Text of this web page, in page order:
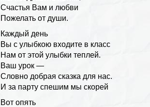
Счастья Вам и любви
Пожелать от души.
Каждый день
Вы с улыбкою входите в класс
Нам от этой улыбки теплей.
Ваш урок —
Словно добрая сказка для нас.
И за парту спешим мы скорей
Вот опять